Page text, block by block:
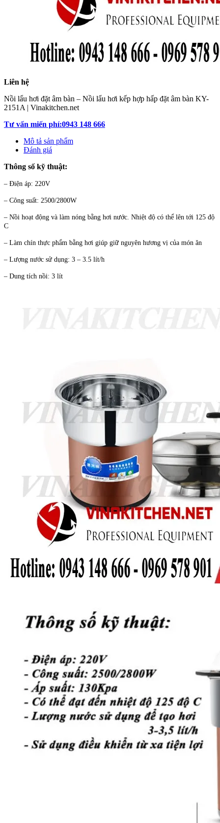
Liên hệ
Nồi lẩu hơi đặt âm bàn – Nồi lẩu hơi kếp hợp hấp đặt âm bàn KY-
2151A | Vinakitchen.net
Tư vấn miến phí:0943 148 666
Mô tả sản phẩm
Đánh giá
Thông số kỹ thuật:
– Điện áp: 220V
– Công suất: 2500/2800W
– Nồi hoạt động và làm nóng bằng hơi nước. Nhiệt độ có thể lên tới 125 độ
C
– Làm chín thực phẩm bằng hơi giúp giữ nguyên hương vị của món ăn
– Lượng nước sử dụng: 3 – 3.5 lít/h
– Dung tích nồi: 3 lít